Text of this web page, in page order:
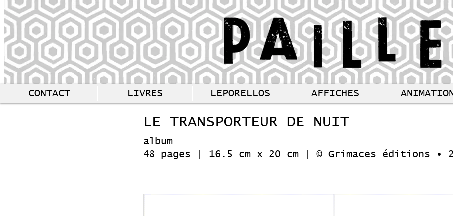
CONTACT LIVRES LEPORELLOS AFFICHES
LE TRANSPORTEUR DE NUIT
album
48 pages | 16.5 cm x 20 cm | © Grimaces éditions •